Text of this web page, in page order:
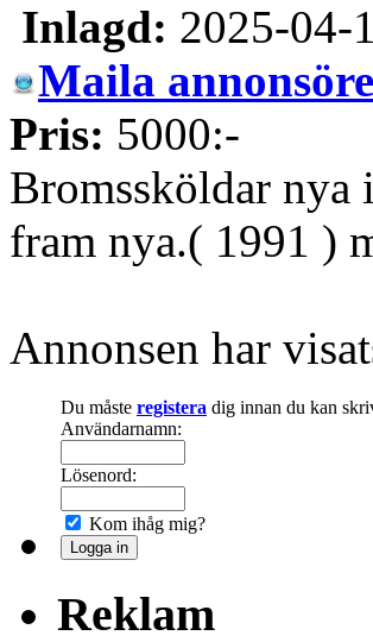
Inlagd: 2025-04-
Maila
Pris: 5000:-
Bromssköldar nya
fram nya.( 1991 )
Annonsen har
Du måste registera dig innan du kan
Användarnamn:
Lösenord:
Kom ihåg mig?
Reklam